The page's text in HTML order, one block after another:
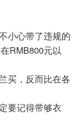
小心带了违规的
RMB800元以
买，反而比在各
要记得带够衣